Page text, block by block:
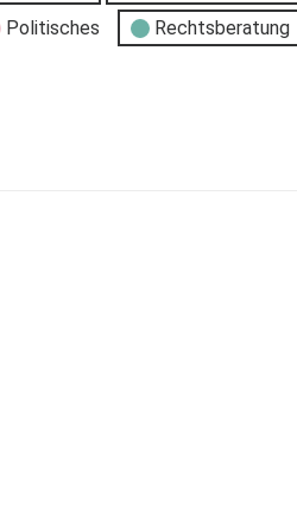
Politisches
Rechtsberatung